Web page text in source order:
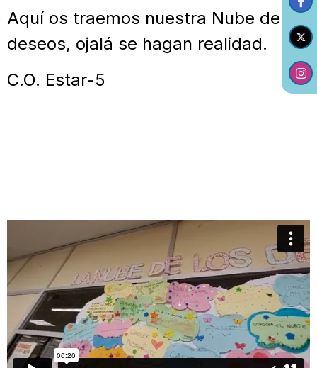
Aquí os traemos nuestra Nube de los
deseos, ojalá se hagan realidad.
C.O. Estar-5